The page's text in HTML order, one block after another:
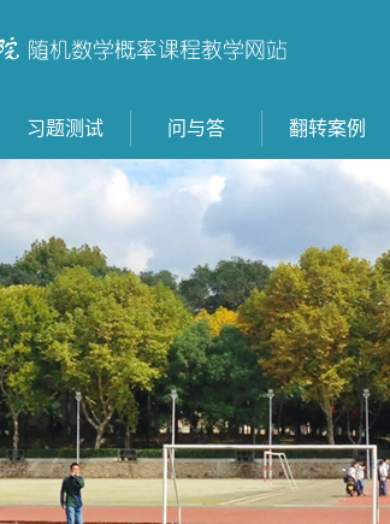
习题测试 问与答 翻转案例